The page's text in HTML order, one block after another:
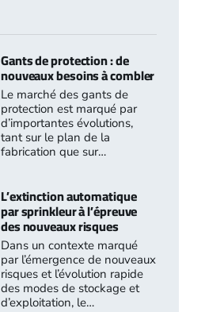
Gants de protection : de
nouveaux besoins à combler
Le marché des gants de
protection est marqué par
d’importantes évolutions,
tant sur le plan de la
fabrication que sur…
L’extinction automatique
par sprinkleur à l’épreuve
des nouveaux risques
Dans un contexte marqué
par l’émergence de nouveaux
risques et l’évolution rapide
des modes de stockage et
d’exploitation, le…